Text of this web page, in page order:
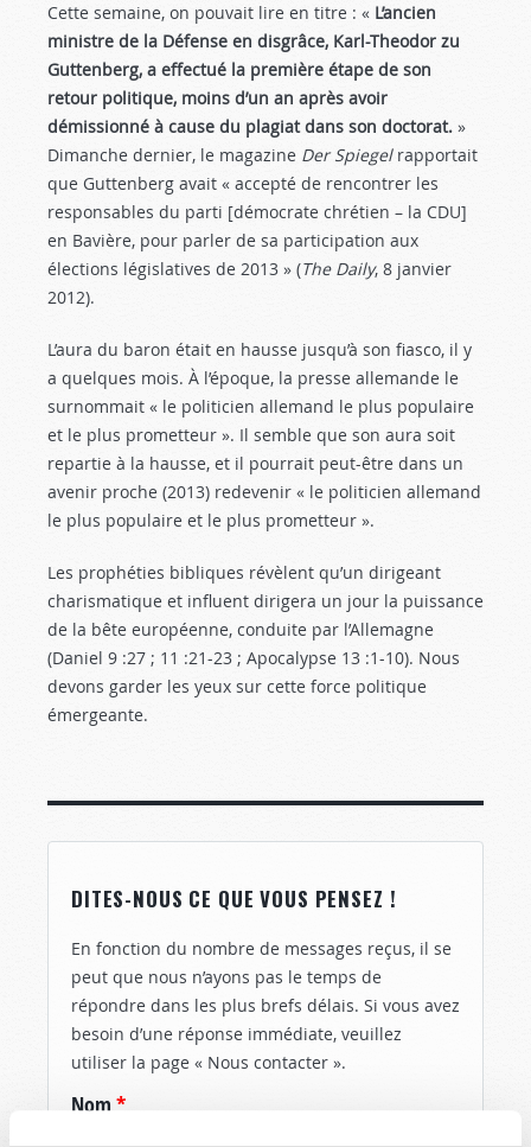
Cette semaine, on pouvait lire en titre : « L’ancien
ministre de la Défense en disgrâce, Karl-Theodor zu
Guttenberg, a effectué la première étape de son
retour politique, moins d’un an après avoir
démissionné à cause du plagiat dans son doctorat. »
Dimanche dernier, le magazine Der Spiegelrapportait
que Guttenberg avait « accepté de rencontrer les
responsables du parti [démocrate chrétien – la CDU]
en Bavière, pour parler de sa participation aux
élections législatives de 2013 » (The Daily, 8 janvier
2012).
L’aura du baron était en hausse jusqu’à son fiasco, il y
a quelques mois. À l’époque, la presse allemande le
surnommait « le politicien allemand le plus populaire
et le plus prometteur ». Il semble que son aura soit
repartie à la hausse, et il pourrait peut-être dans un
avenir proche (2013) redevenir « le politicien allemand
le plus populaire et le plus prometteur ».
Les prophéties bibliques révèlent qu’un dirigeant
charismatique et influent dirigera un jour la puissance
de la bête européenne, conduite par l’Allemagne
(Daniel 9 :27 ; 11 :21-23 ; Apocalypse 13 :1-10). Nous
devons garder les yeux sur cette force politique
émergeante.
DITES-NOUS CE QUE VOUS PENSEZ !
En fonction du nombre de messages reçus, il se
peut que nous n’ayons pas le temps de
répondre dans les plus brefs délais. Si vous avez
besoin d’une réponse immédiate, veuillez
utiliser la page « Nous contacter ».
Nom*